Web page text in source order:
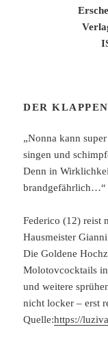
DER
„Nonna kann
singen und
Denn in
brandgefährlich…“
Federico (12) reist
Hausmeister
Die Goldene
Molotovcocktails
und weitere
nicht locker – erst
Quelle:https://